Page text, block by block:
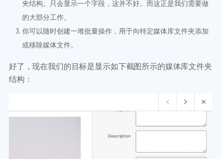
夹结构。只会显示一个字段，这并不好。而这正是我们需要做
的大部分工作。
你可以随时创建一堆批量操作，用于向特定媒体库文件夹添加
或移除媒体文件。
好了，现在我们的目标是显示如下截图所示的媒体库文件夹
结构：